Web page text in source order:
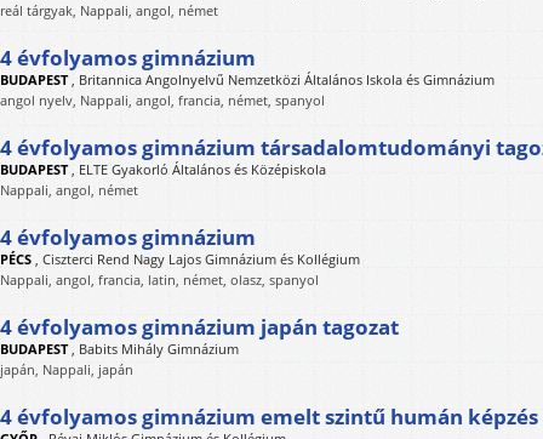
reál tárgyak, Nappali, angol, német
4 évfolyamos gimnázium
BUDAPEST, Britannica Angolnyelvű Nemzetközi Általános Iskola és Gimnázium
angol nyelv, Nappali, angol, francia, német, spanyol
4 évfolyamos gimnázium társadalomtudományi
BUDAPEST, ELTE Gyakorló Általános és Középiskola
Nappali, angol, német
4 évfolyamos gimnázium
PÉCS , Ciszterci Rend Nagy Lajos Gimnázium és Kollégium
Nappali, angol, francia, latin, német, olasz, spanyol
4 évfolyamos gimnázium japán tagozat
BUDAPEST, Babits Mihály Gimnázium
japán, Nappali, japán
4 évfolyamos gimnázium emelt szintű humán